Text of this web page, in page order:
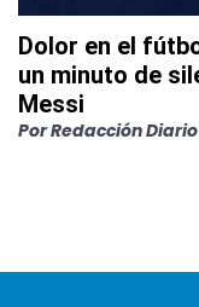
Dolor en el
un minuto de
Messi
PorRedacción